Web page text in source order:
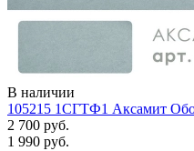
В наличии
105215 1СГТФ1 Аксамит
2 700 руб.
1 990 руб.